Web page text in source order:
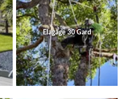
Elagage 30 Gard